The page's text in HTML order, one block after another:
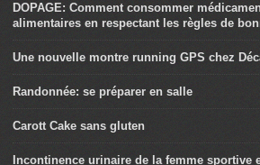
DOPAGE: Comment consommer
alimentaires en respectant les règles de
Une nouvelle montre running GPS chez
Randonnée: se préparer en salle
Carott Cake sans gluten
Incontinence urinaire de la femme sportive